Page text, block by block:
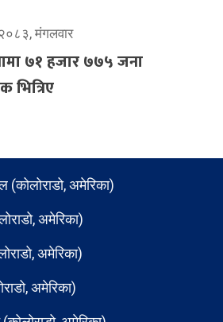
मंगलवार
७१ हजार ७७५ जना
भित्रिए
(कोलोराडो, अमेरिका)
अमेरिका)
अमेरिका)
अमेरिका)